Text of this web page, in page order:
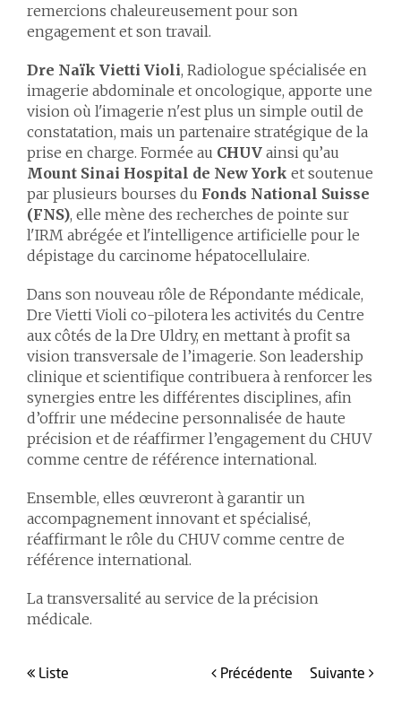
remercions chaleureusement pour son
engagement et son travail.
Dre Naïk Vietti Violi, Radiologue spécialisée en
imagerie abdominale et oncologique, apporte une
vision où l'imagerie n'est plus un simple outil de
constatation, mais un partenaire stratégique de la
prise en charge. Formée au CHUV ainsi qu’au
Mount Sinai Hospital de New York et soutenue
par plusieurs bourses du Fonds National Suisse
(FNS), elle mène des recherches de pointe sur
l'IRM abrégée et l'intelligence artificielle pour le
dépistage du carcinome hépatocellulaire.
Dans son nouveau rôle de Répondante médicale,
Dre Vietti Violi co-pilotera les activités du Centre
aux côtés de la Dre Uldry, en mettant à profit sa
vision transversale de l’imagerie. Son leadership
clinique et scientifique contribuera à renforcer les
synergies entre les différentes disciplines, afin
d’offrir une médecine personnalisée de haute
précision et de réaffirmer l’engagement du CHUV
comme centre de référence international.
Ensemble, elles œuvreront à garantir un
accompagnement innovant et spécialisé,
réaffirmant le rôle du CHUV comme centre de
référence international.
La transversalité au service de la précision
médicale.
liste précédente suivante